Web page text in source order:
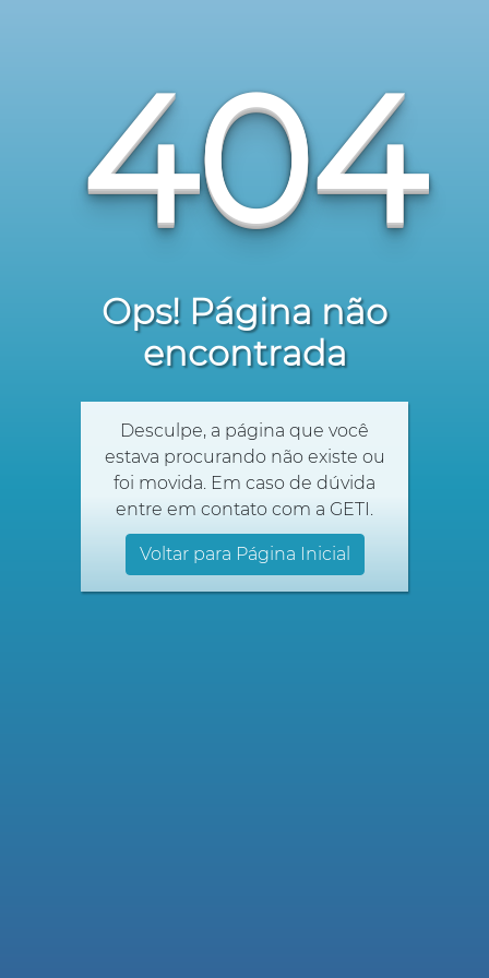
404
Ops! Página não
encontrada
Desculpe, a página que você
estava procurando não existe ou
foi movida. Em caso de dúvida
entre em contato com a GETI.
Voltar para Página Inicial